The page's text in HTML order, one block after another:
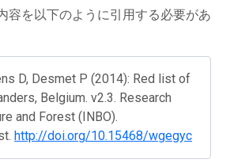
容を以下のように引用する必要があ
D, Desmet P (2014): Red list of
Belgium. v2.3. Research
and Forest (INBO).
http://doi.org/10.15468/wgegyc